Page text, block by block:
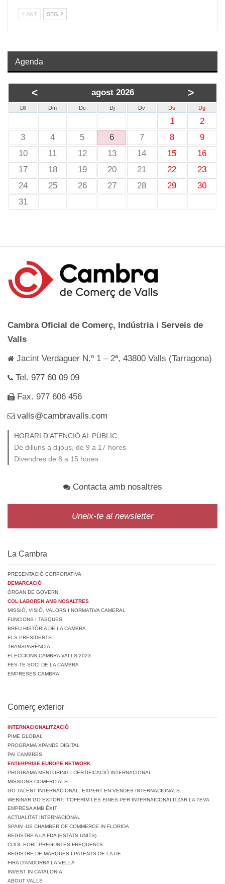
ANT SEG
Agenda
< agost 2026 >
Dll Dm Dc Dj Dv Ds Dg
1
2
3
4 5 6 7 8
9
10
11 12 13 14 15
16
17
18 19 20 21 22
23
24
25 26 27 28 29
30
31
Cambra Oficial de Comerç, Indústria i Serveis de
Valls
Jacint Verdaguer N.º 1 – 2ª, 43800 Valls (Tarragona)
Tel. 977 60 09 09
Fax. 977 606 456
valls@cambravalls.com
HORARI D’ATENCIÓ AL PÚBLIC
De dilluns a dijous, de 9 a 17 hores
Divendres de 8 a 15 hores
Contacta amb nosaltres
Uneix-te al newsletter
La Cambra
PRESENTACIÓ CORPORATIVA
DEMARCACIÓ
ÒRGAN DE GOVERN
COL·LABOREN AMB NOSALTRES
MISSIÓ, VISIÓ, VALORS I NORMATIVA CAMERAL
FUNCIONS I TASQUES
BREU HISTÒRIA DE LA CAMBRA
ELS PRESIDENTS
TRANSPARÈNCIA
ELECCIONS CAMBRA VALLS 2023
FES-TE SOCI DE LA CAMBRA
EMPRESES CAMBRA
Comerç exterior
INTERNACIONALITZACIÓ
PIME GLOBAL
PROGRAMA XPANDE DIGITAL
PAI CAMBRES
ENTERPRISE EUROPE NETWORK
PROGRAMA MENTORING I CERTIFICACIÓ INTERNACIONAL
MISSIONS COMERCIALS
GO TALENT INTERNACIONAL. EXPERT EN VENDES INTERNACIONALS
WEBINAR GO EXPORT: T’OFERIM LES EINES PER INTERNAICONALITZAR LA TEVA
EMPRESA AMB ÈXIT
ACTUALITAT INTERNACIONAL
SPAIN -US CHAMBER OF COMMERCE IN FLORIDA
REGISTRE A LA FDA (ESTATS UNITS)
CODI: EORI. PREGUNTES FREQÜENTS
REGISTRE DE MARQUES I PATENTS DE LA UE
FIRA D’ANDORRA LA VELLA
INVEST IN CATALONIA
ABOUT VALLS